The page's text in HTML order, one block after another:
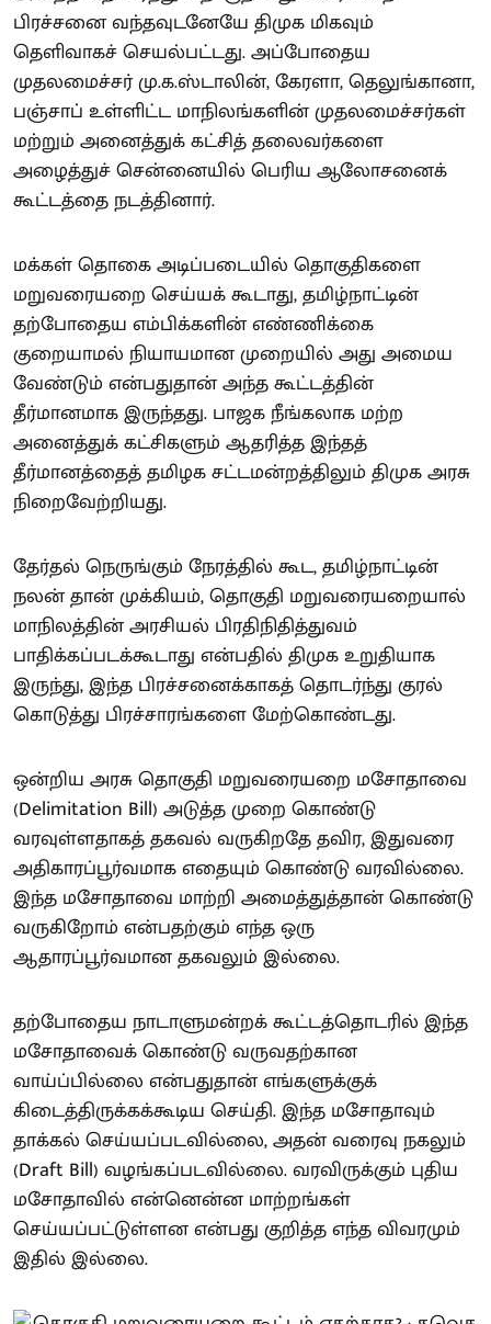
பிரச்சனை வந்தவுடனேயே திமுக மிகவும்
தெளிவாகச் செயல்பட்டது. அப்போதைய
முதலமைச்சர் மு.க.ஸ்டாலின், கேரளா, தெலுங்கானா,
பஞ்சாப் உள்ளிட்ட மாநிலங்களின் முதலமைச்சர்கள்
மற்றும் அனைத்துக் கட்சித் தலைவர்களை
அழைத்துச் சென்னையில் பெரிய ஆலோசனைக்
கூட்டத்தை நடத்தினார்.
மக்கள் தொகை அடிப்படையில் தொகுதிகளை
மறுவரையறை செய்யக் கூடாது, தமிழ்நாட்டின்
தற்போதைய எம்பிக்களின் எண்ணிக்கை
குறையாமல் நியாயமான முறையில் அது அமைய
வேண்டும் என்பதுதான் அந்த கூட்டத்தின்
தீர்மானமாக இருந்தது. பாஜக நீங்கலாக மற்ற
அனைத்துக் கட்சிகளும் ஆதரித்த இந்தத்
தீர்மானத்தைத் தமிழக சட்டமன்றத்திலும் திமுக அரசு
நிறைவேற்றியது.
தேர்தல் நெருங்கும் நேரத்தில் கூட, தமிழ்நாட்டின்
நலன் தான் முக்கியம், தொகுதி மறுவரையறையால்
மாநிலத்தின் அரசியல் பிரதிநிதித்துவம்
பாதிக்கப்படக்கூடாது என்பதில் திமுக உறுதியாக
இருந்து, இந்த பிரச்சனைக்காகத் தொடர்ந்து குரல்
கொடுத்து பிரச்சாரங்களை மேற்கொண்டது.
ஒன்றிய அரசு தொகுதி மறுவரையறை மசோதாவை
(Delimitation Bill) அடுத்த முறை கொண்டு
வரவுள்ளதாகத் தகவல் வருகிறதே தவிர, இதுவரை
அதிகாரப்பூர்வமாக எதையும் கொண்டு வரவில்லை.
இந்த மசோதாவை மாற்றி அமைத்துத்தான் கொண்டு
வருகிறோம் என்பதற்கும் எந்த ஒரு
ஆதாரப்பூர்வமான தகவலும் இல்லை.
தற்போதைய நாடாளுமன்றக் கூட்டத்தொடரில் இந்த
மசோதாவைக் கொண்டு வருவதற்கான
வாய்ப்பில்லை என்பதுதான் எங்களுக்குக்
கிடைத்திருக்கக்கூடிய செய்தி. இந்த மசோதாவும்
தாக்கல் செய்யப்படவில்லை, அதன் வரைவு நகலும்
(Draft Bill) வழங்கப்படவில்லை. வரவிருக்கும் புதிய
மசோதாவில் என்னென்ன மாற்றங்கள்
செய்யப்பட்டுள்ளன என்பது குறித்த எந்த விவரமும்
இதில் இல்லை.